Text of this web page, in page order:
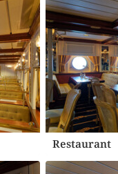
Restaurant